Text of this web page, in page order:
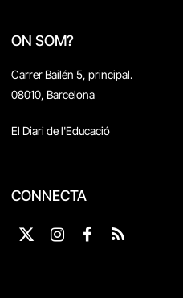
ON SOM?
Carrer Bailén 5, principal.
08010, Barcelona
El Diari de l'Educació
CONNECTA
X
Instagram
Facebook
RSS